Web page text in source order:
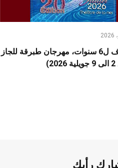
بعد كسوف ل6 سنوات، مهرجان طبرقة للجاز